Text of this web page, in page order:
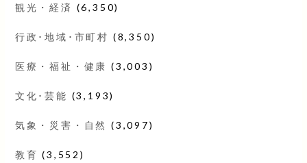
観光・経済 (6,350)
行政･地域･市町村 (8,350)
医療・福祉・健康 (3,003)
文化･芸能 (3,193)
気象・災害・自然 (3,097)
教育 (3,552)